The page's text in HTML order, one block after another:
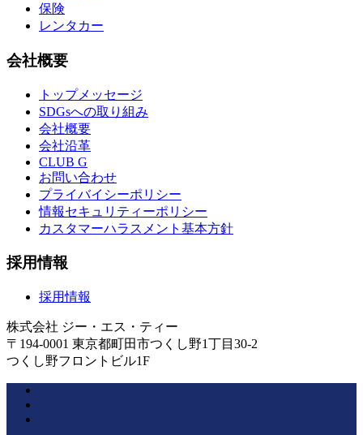
保険
レンタカー
会社概要
トップメッセージ
SDGsへの取り組み
会社概要
会社沿革
CLUB G
お問い合わせ
プライバイシーポリシー
情報セキュリティーポリシー
カスタマーハラスメント基本方針
採用情報
採用情報
株式会社 ジー・エス・ティー
〒194-0001 東京都町田市つくし野1丁目30-2
つくし野フロントビル1F